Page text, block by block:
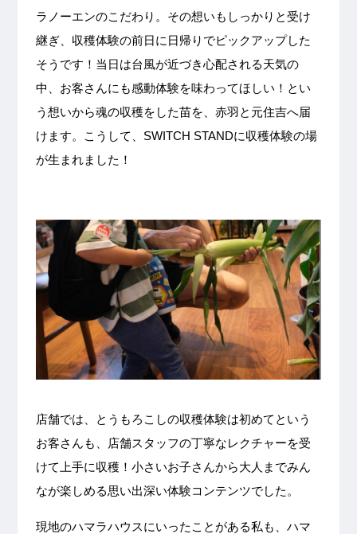
ラノーエンのこだわり。その想いもしっかりと受け
継ぎ、収穫体験の前日に日帰りでピックアップした
そうです！当日は台風が近づき心配される天気の
中、お客さんにも感動体験を味わってほしい！とい
う想いから魂の収穫をした苗を、赤羽と元住吉へ届
けます。こうして、SWITCH STANDに収穫体験の場
が生まれました！
店舗では、とうもろこしの収穫体験は初めてという
お客さんも、店舗スタッフの丁寧なレクチャーを受
けて上手に収穫！小さいお子さんから大人までみん
なが楽しめる思い出深い体験コンテンツでした。
現地のハマラハウスにいったことがある私も、ハマ